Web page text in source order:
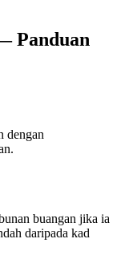
Panduan
dengan
buangan jika ia
daripada kad